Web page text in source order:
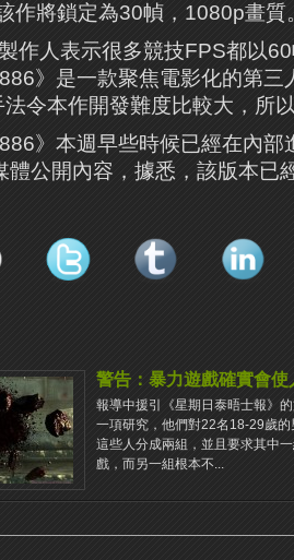
作將鎖定為30幀，1080p畫質
作人表示很多競技FPS都以
》是一款聚焦電影化的第
令本作開發難度比較大，所
》本週早些時候已經在內
體公開內容，據悉，該版本已
警告：暴力遊戲確實會使
報導中援引《星期日泰晤士報》
一項研究，他們對22名18-29歲
這些人分成兩組，並且要求其中
戲，而另一組根本不...